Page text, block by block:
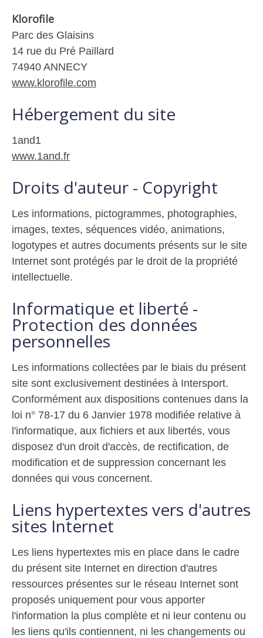
Klorofile
Parc des Glaisins
14 rue du Pré Paillard
74940 ANNECY
www.klorofile.com
Hébergement du site
1and1
www.1and.fr
Droits d'auteur - Copyright
Les informations, pictogrammes, photographies,
images, textes, séquences vidéo, animations,
logotypes et autres documents présents sur le site
Internet sont protégés par le droit de la propriété
intellectuelle.
Informatique et liberté -
Protection des données
personnelles
Les informations collectées par le biais du présent
site sont exclusivement destinées à Intersport.
Conformément aux dispositions contenues dans la
loi n° 78-17 du 6 Janvier 1978 modifiée relative à
l'informatique, aux fichiers et aux libertés, vous
disposez d'un droit d'accès, de rectification, de
modification et de suppression concernant les
données qui vous concernent.
Liens hypertextes vers d'autres
sites Internet
Les liens hypertextes mis en place dans le cadre
du présent site Internet en direction d'autres
ressources présentes sur le réseau Internet sont
proposés uniquement pour vous apporter
l'information la plus complète et ni leur contenu ou
les liens qu'ils contiennent, ni les changements ou